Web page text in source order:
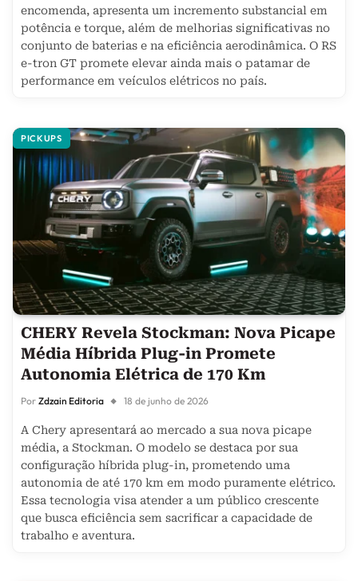
encomenda, apresenta um incremento substancial em
potência e torque, além de melhorias significativas no
conjunto de baterias e na eficiência aerodinâmica. O RS
e-tron GT promete elevar ainda mais o patamar de
performance em veículos elétricos no país.
PICKUPS
CHERY Revela Stockman: Nova Picape
Média Híbrida Plug-in Promete
Autonomia Elétrica de 170 Km
Por Zdzain Editoria 18 de junho de 2026
A Chery apresentará ao mercado a sua nova picape
média, a Stockman. O modelo se destaca por sua
configuração híbrida plug-in, prometendo uma
autonomia de até 170 km em modo puramente elétrico.
Essa tecnologia visa atender a um público crescente
que busca eficiência sem sacrificar a capacidade de
trabalho e aventura.